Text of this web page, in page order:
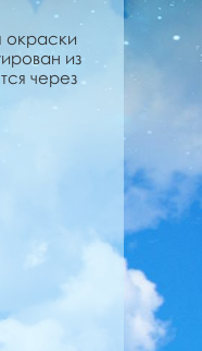
окраски
из
через